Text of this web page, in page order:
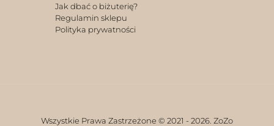
Jak dbać o biżuterię?
Regulamin sklepu
Polityka prywatności
Wszystkie Prawa Zastrzeżone © 2021 - 2026. ZoZo